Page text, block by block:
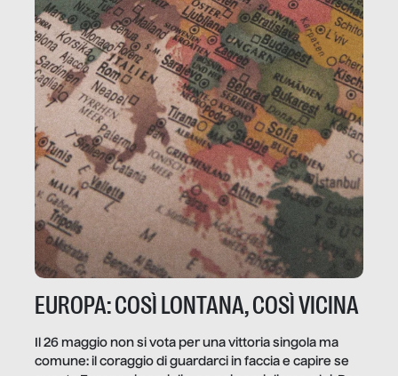
EUROPA: COSÌ LONTANA, COSÌ VICINA
Il 26 maggio non si vota per una vittoria singola ma
comune: il coraggio di guardarci in faccia e capire se